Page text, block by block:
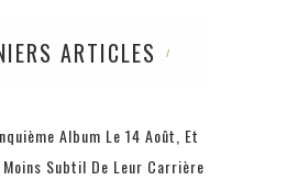
ARTICLES
Album Le 14 Août, Et
Subtil De Leur Carrière